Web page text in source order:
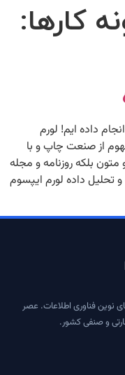
کارها:
داده ایم! لورم
از صنعت چاپ و با
بلکه روزنامه و مجله
تحلیل داده لورم ایپسوم
نوین فناوری اطلاعات. عصر
و صنفی کشور.